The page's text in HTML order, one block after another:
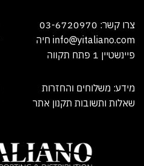
צרו קשר: 03-6720970
info@yitaliano.com חיה
פיינשטיין 1 פתח תקווה
מידע: משלוחים והחזרות
שאלות ותשובות תקנון אתר